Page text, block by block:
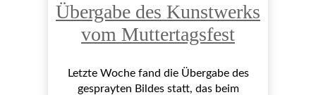
Übergabe des Kunstwerks
vom Muttertagsfest
Letzte Woche fand die Übergabe des
gesprayten Bildes statt, das beim